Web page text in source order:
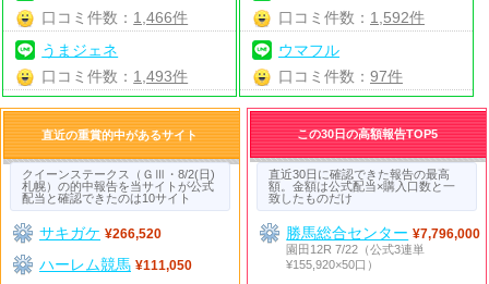
口コミ件数： 1,466件
うまジェネ
口コミ件数： 1,493件
口コミ件数： 1,592件
ウマフル
口コミ件数： 97件
直近の重賞的中があるサイト
クイーンステークス（ＧⅢ・8/2(日)
札幌）の的中報告を当サイトが公式
配当と確認できたのは10サイト
サキガケ ¥266,520
ハーレム競馬 ¥111,050
この30日の高額報告TOP5
直近30日に確認できた報告の最高
額。金額は公式配当×購入口数と一
致したものだけ
勝馬総合センター ¥7,796,000
園田12R 7/22（公式3連単
¥155,920×50口）